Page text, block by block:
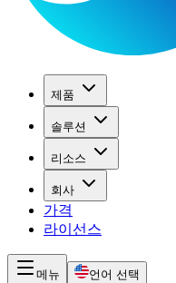
제품
솔루션
리소스
회사
가격
라이선스
메뉴 언어 선택